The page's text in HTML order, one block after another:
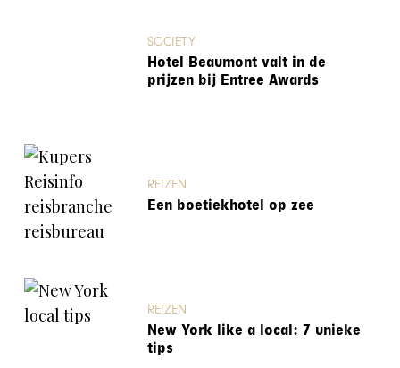
SOCIETY
Hotel Beaumont valt in de
prijzen bij Entree Awards
REIZEN
Een boetiekhotel op zee
REIZEN
New York like a local: 7 unieke
tips